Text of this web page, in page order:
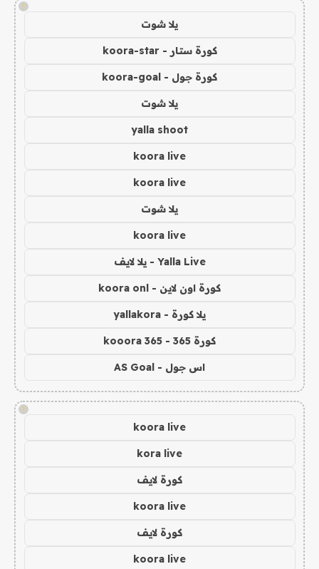
!
يلا شوت
كورة ستار - koora-star
كورة جول - koora-goal
يلا شوت
yalla shoot
koora live
koora live
يلا شوت
koora live
Yalla Live - يلا لايف
كورة اون لاين - koora onl
يلا كورة - yallakora
كورة 365 - kooora 365
اس جول - AS Goal
!
koora live
kora live
كورة لايف
koora live
كورة لايف
koora live